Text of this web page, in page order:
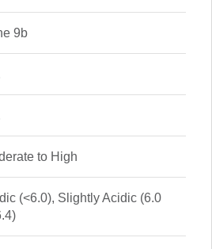
9b
to High
(<6.0), Slightly Acidic (6.0